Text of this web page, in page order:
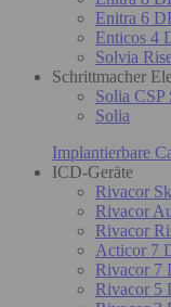
Enitra 6
Enticos 4
Solvia
Schrittmacher
Solia CSP
Solia
Implantierbare
ICD-Geräte
Rivacor
Rivacor
Rivacor
Acticor 7
Rivacor
Rivacor